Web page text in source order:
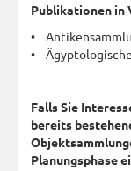
Publikationen in
•
•
Falls Sie
bereits
Planungsphase